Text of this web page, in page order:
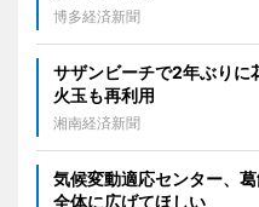
博多経済新聞
サザンビーチで2年ぶり
火玉も再利用
湘南経済新聞
気候変動適応センター、
全体に広げてほしい